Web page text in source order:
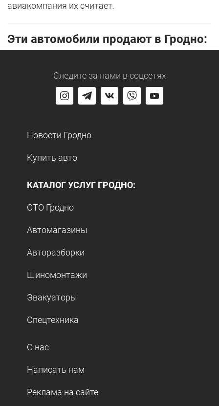
авиакомпания их считает.
Эти автомобили продают в Гродно:
Следите за нами в соцсетях
Новости Гродно
Купить авто
КАТАЛОГ УСЛУГ ГРОДНО:
СТО Гродно
Автомагазины
Авторазборки
Шиномонтажи
Эвакуаторы
Спецтехника
О нас
Написать нам
Реклама на сайте